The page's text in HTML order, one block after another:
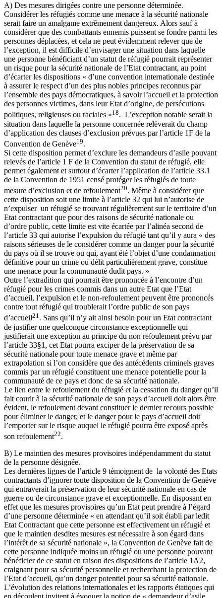
A) Des mesures dirigées contre une personne déterminée.
Considérer les réfugiés comme une menace à la sécurité nationale
serait faire un amalgame extrêmement dangereux. Alors sauf à
considérer que des combattants ennemis puissent se fondre parmi les
personnes déplacées, et cela ne peut évidemment relever que de
l’exception, il est difficile d’envisager une situation dans laquelle
une personne bénéficiant d’un statut de réfugié pourrait représenter
un risque pour la sécurité nationale de l’Etat contractant, au point
d’écarter les dispositions « d’une convention internationale destinée
à assurer le respect d’un des plus nobles principes reconnus par
l’ensemble des pays démocratiques, à savoir l’accueil et la protection
des personnes victimes, dans leur Etat d’origine, de persécutions
politiques, religieuses ou raciales »18. L’exception notable serait la
situation dans laquelle la personne concernée relèverait du champ
d’application des clauses d’exclusion prévues par l’article 1F de la
Convention de Genève19.
Si cette disposition permet d’exclure les demandeurs d’asile pouvant
relevés de l’article 1 F de la Convention du statut de réfugié, elle
permet également et surtout d’écarter l’application de l’article 33.1
de la Convention de 1951 censé protéger les réfugiés de toute
mesure d’exclusion et de refoulement20. Même à considérer que
cette disposition soit une limite à l’article 32 qui lui n’autorise de
n’expulser un réfugié se trouvant régulièrement sur le territoire d’un
Etat contractant que pour des raisons de sécurité nationale ou
d’ordre public, cette limite est vite écartée par l’alinéa second de
l’article 33 qui autorise l’expulsion du réfugié tant qu’il y aura « des
raisons sérieuses de le considérer comme un danger pour la sécurité
du pays où il se trouve ou qui, ayant été l’objet d’une condamnation
définitive pour un crime ou délit particulièrement grave, constitue
une menace pour la communauté dudit pays. »
Outre l’extradition qui pourrait être prononcée à l’encontre d’un
réfugié pour les crimes commis dans un autre Etat que l’Etat
d’accueil, l’expulsion et le non-refoulement peuvent être prononcés
contre tout réfugié qui troublerait l’ordre public de son pays
d’accueil21 . Sans qu’il n’y ait ainsi besoin pour un Etat contractant
de justifier une quelconque circonstance exceptionnelle qui
justifierait une exception au principe du non refoulement prévu par
l’article 33§1, cet Etat pourra exciper de la préservation de sa
sécurité nationale pour toute menace grave et même par
extrapolation si l’on considère que des antécédents criminels graves
commis par un réfugié constituent une menace potentielle pour la
communauté de ce pays et donc de sa sécurité nationale.
Le lien entre le refoulement du réfugié et la cessation du danger qu’il
fait courir à la sécurité nationale de son pays d’accueil doit alors être
évident, le refoulement devant constituer le dernier recours possible
pour éliminer le danger, et le danger pour le pays d’accueil doit
l’emporter sur le risque auquel le réfugié pourra être exposé après
son refoulement22.
B) Le maintien des mesures provisoires indépendamment du statut
de la personne désignée.
Les dernières lignes de l’article 9 témoignent de la volonté des Etats
contractants d’ignorer toute disposition de la Convention de Genève
qui entraverait la préservation de leur sécurité nationale en cas de
guerre ou de circonstance grave et exceptionnelle. En disposant en
effet que les mesures provisoires qu’un Etat peut prendre à l’égard
d’une personne déterminée « en attendant qu’il soit établi par ledit
Etat Contractant que cette personne est effectivement un réfugié et
que le maintien desdites mesures est nécessaire à son égard dans
l’intérêt de sa sécurité nationale », la Convention de Genève fait de
cette personne indiquée moins un réfugié ou une personne pouvant
bénéficier de ce statut en raison des dispositions de l’article 1A2,
craignant pour sa sécurité personnelle et recherchant la protection de
l’Etat d’accueil, qu’un danger potentiel pour sa sécurité nationale.
L’évolution des relations internationales et les rapports étatiques qui
en découlent invitent à évoquer la notion de « demandeur d’asile